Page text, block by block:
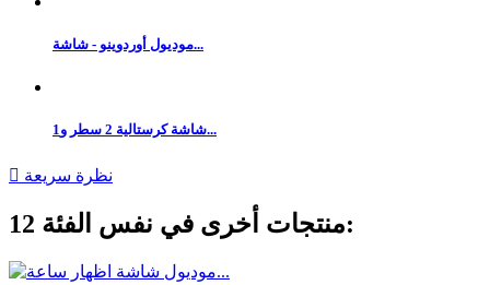
موديول أوردوينو - شاشة...
شاشة كرستالية 2 سطر و1...
 نظرة سريعة
12 منتجات أخرى في نفس الفئة: